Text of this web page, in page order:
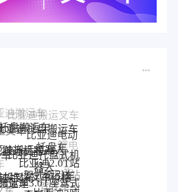
叉车
盘搬运车
亚迪托盘搬运车
比亚迪电动
托盘车锂电
搬运
车
运机器人
迪搬运机器人
比亚迪托盘式机
器人
比亚迪2.0T站
驾式牵引车
比亚迪站
驾式牵引
运车
垛叉车
堆垛叉车价格
亚迪3.0T座驾式
比亚迪3吨